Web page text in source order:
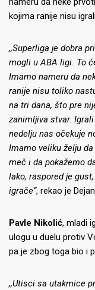
kojima ranije nisu
,,Superliga je dobra
mogli u ABA ligi. To
Imamo nameru da
ranije nisu toliko
na tri dana, što pre
zanimljiva stvar.
nedelju nas očekuje
Imamo veliku želju
meč i da pokažemo
lako, raspored je
igrače“, rekao je
Pavle Nikolić, mladi
ulogu u duelu protiv
pa je zbog toga bio i
,,Utisci sa utakmice